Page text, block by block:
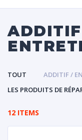
TOUT
ADDITIF /
LES PRODUITS DE
12 ITEMS